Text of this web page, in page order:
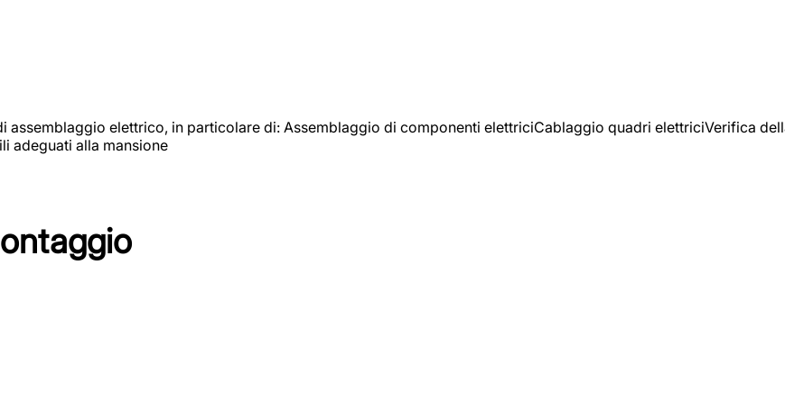
assemblaggio elettrico, in particolare di: Assemblaggio di componenti elettriciCablaggio quadri elettriciVerifica
adeguati alla mansione